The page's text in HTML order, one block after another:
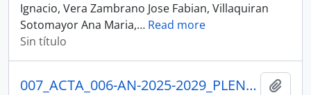
Ignacio, Vera Zambrano Jose Fabian, Villaquiran
Sotomayor Ana Maria,… Read more
Sin título
007_ACTA_006-AN-2025-2029_PLENO_30-05-2025SESION DEL PLENO N 006 ASAMBLEA NACIONAL 2025-2027